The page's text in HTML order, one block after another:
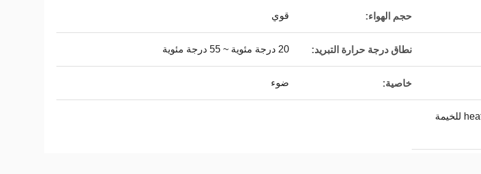
حجم الهواء: قوي
نطاق درجة حرارة التبريد: 20 درجة مئوية ~ 55 درجة مئوية
خاصية: ضوء
المصنع مباشرة خيمة مكيف الهواء heatpump للخيمة